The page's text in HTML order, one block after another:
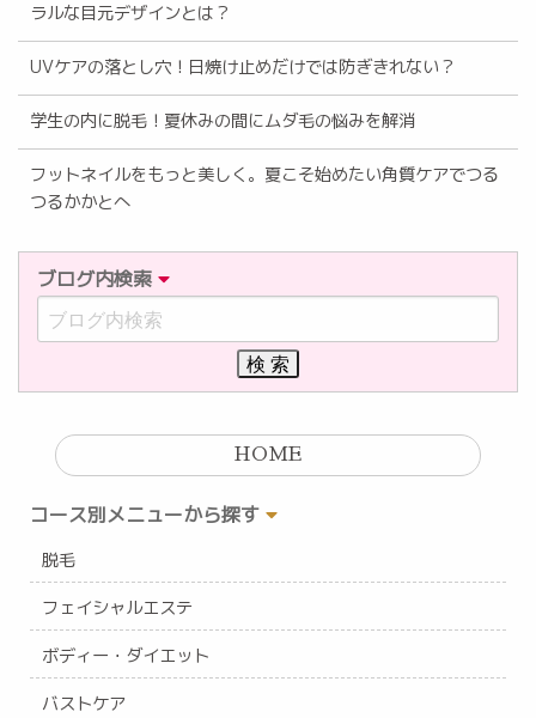
ラルな目元デザインとは？
UVケアの落とし穴！日焼け止めだけでは防ぎきれない？
学生の内に脱毛！夏休みの間にムダ毛の悩みを解消
フットネイルをもっと美しく。夏こそ始めたい角質ケアでつる
つるかかとへ
ブログ内検索
HOME
コース別メニューから探す
脱毛
フェイシャルエステ
ボディー・ダイエット
バストケア